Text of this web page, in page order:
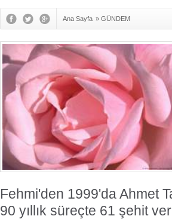
Ana Sayfa » GÜNDEM
Fehmi'den 1999'da Ahmet
90 yıllık süreçte 61 şehit